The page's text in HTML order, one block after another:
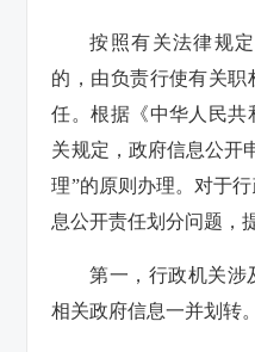
按照有关法律规
的，由负责行使有关
任。根据《中华人民
关规定，政府信息公开
理”的原则办理。对于
息公开责任划分问题，
第一，行政机关涉
相关政府信息一并划转。